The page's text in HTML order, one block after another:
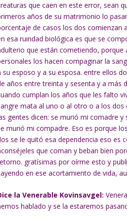
que caen en este error, sean
años de su matrimonio lo
de casos los dos comienzan
esa ruindad biológica es que se
que están cometiendo, porque
los hacen compaginar la
su esposo y a su esposa. entre ellos
años entre treinta y sesenta y a más
cumplan los años que les falto
mata al uno o al otro o a los
gentes dicen: se murió mi comadre
murió mi compadre. Eso es porque
se le quitó esa dependencia eso es
que coman y beban bien
gratísimas por oírme esto y
en ese acortamiento de vida,
la Venerable Kovinsavgel:
hablado y se la estaremos